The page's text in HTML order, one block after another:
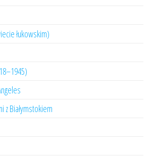
łukowskim)
z Białymstokiem